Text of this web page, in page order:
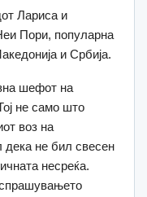
Лариса и
Пори, популарна
и Србија.
шефот на
не само што
воз на
дека не бил свесен
несреќа.